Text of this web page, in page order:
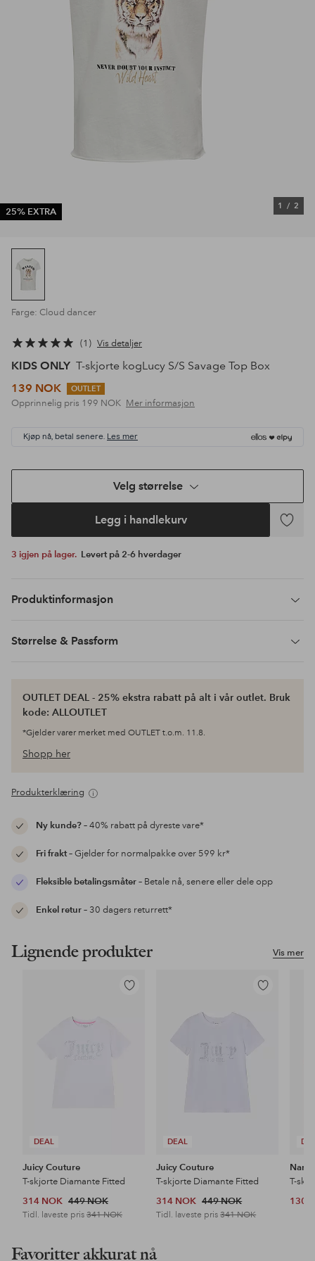
25% EXTRA
1 / 2
Farge: Cloud dancer
1 Vis detaljer
KIDS ONLY T-skjorte kogLucy S/S Savage Top Box
139 NOK
OUTLET
Opprinnelig pris 199 NOK Mer informasjon
Kjøp nå, betal senere. Les mer
Velg størrelse
Legg i handlekurv
Legg
3 igjen på lager. Levert på 2-6 hverdager
Produktinformasjon
Størrelse & Passform
OUTLET DEAL - 25% ekstra rabatt på alt i vår outlet. Bruk
kode: ALLOUTLET
*Gjelder varer merket med OUTLET t.o.m. 11.8.
Shopp her
Produkterklæring
Ny kunde?– 40% rabatt på dyreste vare*
Fri frakt– Gjelder for normalpakke over 599 kr*
Fleksible betalingsmåter– Betale nå, senere eller dele opp
Enkel retur– 30 dagers returrett*
Vis mer
Lignende produkter
DEAL
Legg
Juicy Couture
T-skjorte Diamante Fitted
314 NOK 449 NOK
Tidl. laveste pris 341 NOK
DEAL
Legg
Juicy Couture
T-skjorte Diamante Fitted
314 NOK 449 NOK
Tidl. laveste pris341 NOK
130
Favoritter akkurat nå